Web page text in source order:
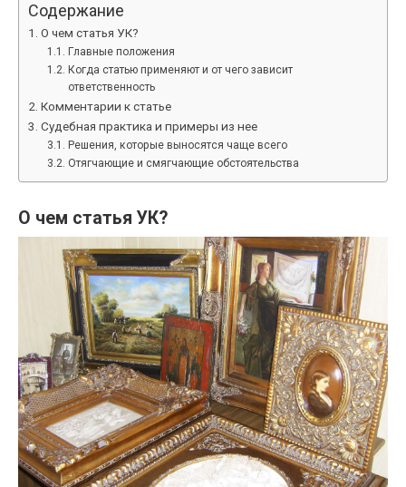
Содержание
О чем статья УК?
Главные положения
Когда статью применяют и от чего зависит
ответственность
Комментарии к статье
Судебная практика и примеры из нее
Решения, которые выносятся чаще всего
Отягчающие и смягчающие обстоятельства
О чем статья УК?